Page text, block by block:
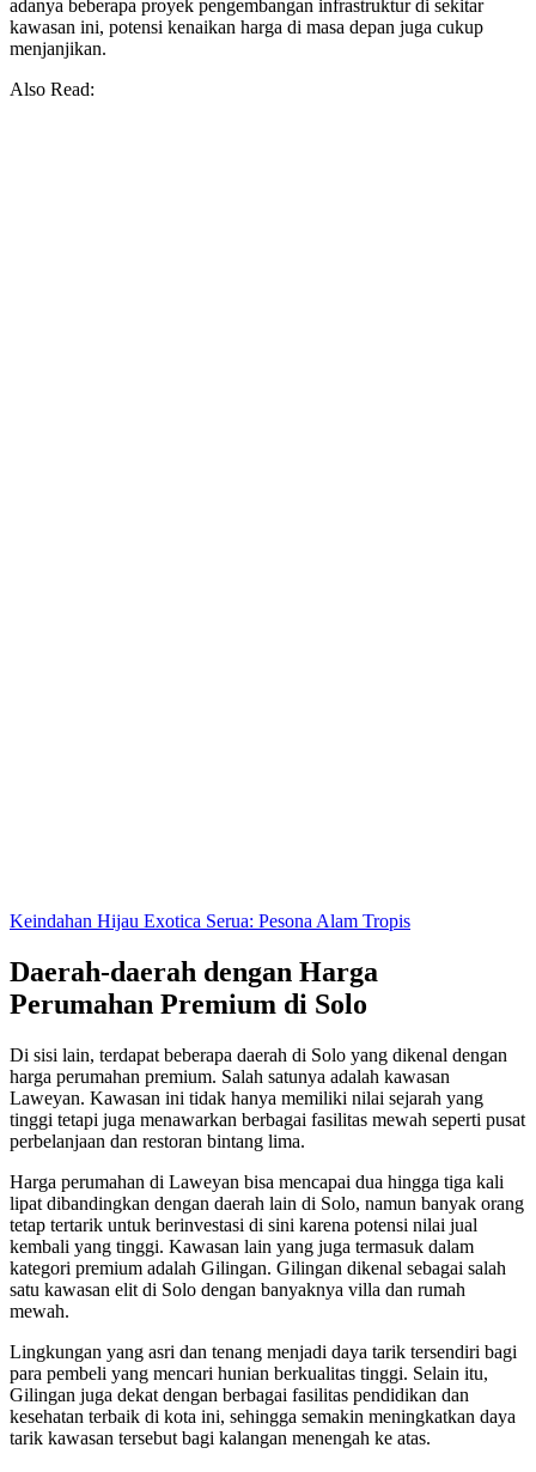
adanya beberapa proyek pengembangan infrastruktur di sekitar
kawasan ini, potensi kenaikan harga di masa depan juga cukup
menjanjikan.
Also Read:
Keindahan Hijau Exotica Serua: Pesona Alam Tropis
Daerah-daerah dengan Harga
Perumahan Premium di Solo
Di sisi lain, terdapat beberapa daerah di Solo yang dikenal dengan
harga perumahan premium. Salah satunya adalah kawasan
Laweyan. Kawasan ini tidak hanya memiliki nilai sejarah yang
tinggi tetapi juga menawarkan berbagai fasilitas mewah seperti pusat
perbelanjaan dan restoran bintang lima.
Harga perumahan di Laweyan bisa mencapai dua hingga tiga kali
lipat dibandingkan dengan daerah lain di Solo, namun banyak orang
tetap tertarik untuk berinvestasi di sini karena potensi nilai jual
kembali yang tinggi. Kawasan lain yang juga termasuk dalam
kategori premium adalah Gilingan. Gilingan dikenal sebagai salah
satu kawasan elit di Solo dengan banyaknya villa dan rumah
mewah.
Lingkungan yang asri dan tenang menjadi daya tarik tersendiri bagi
para pembeli yang mencari hunian berkualitas tinggi. Selain itu,
Gilingan juga dekat dengan berbagai fasilitas pendidikan dan
kesehatan terbaik di kota ini, sehingga semakin meningkatkan daya
tarik kawasan tersebut bagi kalangan menengah ke atas.